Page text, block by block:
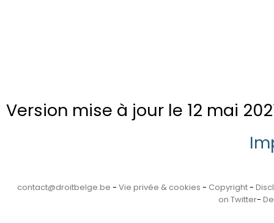
Version mise à jour le 12 mai
contact@droitbelge.be - Vie privée & cookies - Copyright-
on Twitter-